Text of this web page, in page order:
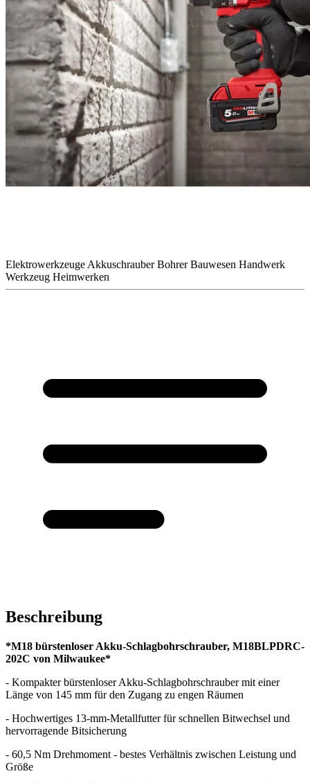
Elektrowerkzeuge Akkuschrauber Bohrer Bauwesen Handwerk
Werkzeug Heimwerken
Beschreibung
*M18 bürstenloser Akku-Schlagbohrschrauber, M18BLPDRC-
202C von Milwaukee*
- Kompakter bürstenloser Akku-Schlagbohrschrauber mit einer
Länge von 145 mm für den Zugang zu engen Räumen
- Hochwertiges 13-mm-Metallfutter für schnellen Bitwechsel und
hervorragende Bitsicherung
- 60,5 Nm Drehmoment - bestes Verhältnis zwischen Leistung und
Größe